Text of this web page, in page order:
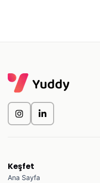
Keşfet
Ana Sayfa